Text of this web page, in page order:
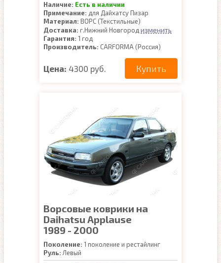
Наличие: Есть в наличии
Примечание: для Дайхатсу Пизар
Материал: ВОРС (Текстильные)
Доставка: г.Нижний Новгород изменить
Гарантия: 1 год
Производитель: CARFORMA (Россия)
Цена: 4300 руб. Купить
Ворсовые коврики на
Daihatsu Applause
1989 - 2000
Поколение: 1 поколение и рестайлинг
Руль: Левый